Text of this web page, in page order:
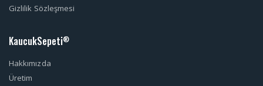
Gizlilik Sözleşmesi
KaucukSepeti®
Hakkımızda
Üretim